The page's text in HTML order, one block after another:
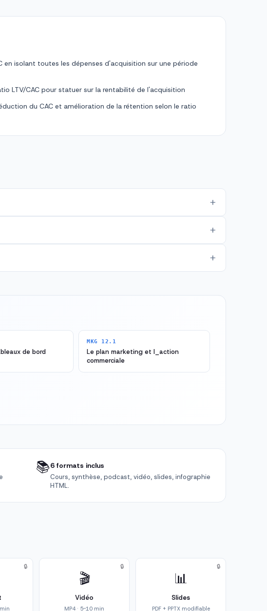
en isolant toutes les dépenses d'acquisition sur une période
LTV/CAC pour statuer sur la rentabilité de l'acquisition
du CAC et amélioration de la rétention selon le ratio
de bord
MKG 12.1
Le plan marketing et l_action
commerciale
📚6 formats inclus
Cours, synthèse, podcast, vidéo, slides, infographie
HTML.
🔒
🎬
Vidéo
MP4 · 5-10 min
🔒
📊
Slides
PDF + PPTX modifiable
🔒